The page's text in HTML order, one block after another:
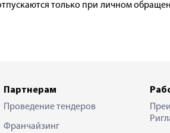
только при личном
Партнерам
Проведение тендеров
Франчайзинг